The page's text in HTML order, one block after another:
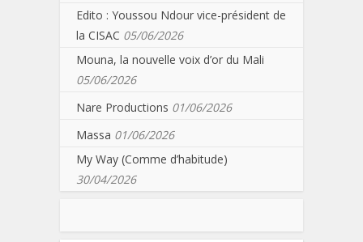
Edito : Youssou Ndour vice-président de
la CISAC 05/06/2026
Mouna, la nouvelle voix d’or du Mali
05/06/2026
Nare Productions 01/06/2026
Massa 01/06/2026
My Way (Comme d’habitude)
30/04/2026